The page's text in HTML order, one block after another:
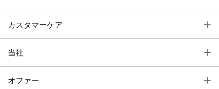
カスタマーケア
当社
オファー